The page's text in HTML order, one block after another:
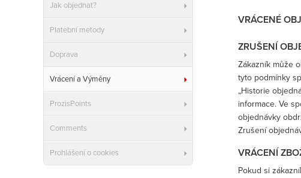
Jak objednat?
Platební metody
Doprava
Vrácení a Výměny
ProzisPoints
Comments
Prohlášení o cookies
VRÁCENÉ
ZRUŠENÍ
Zákazník může
tyto podmínky
„Historie
informace. Ve
objednávky
Zrušení
VRÁCENÍ
Pokud si